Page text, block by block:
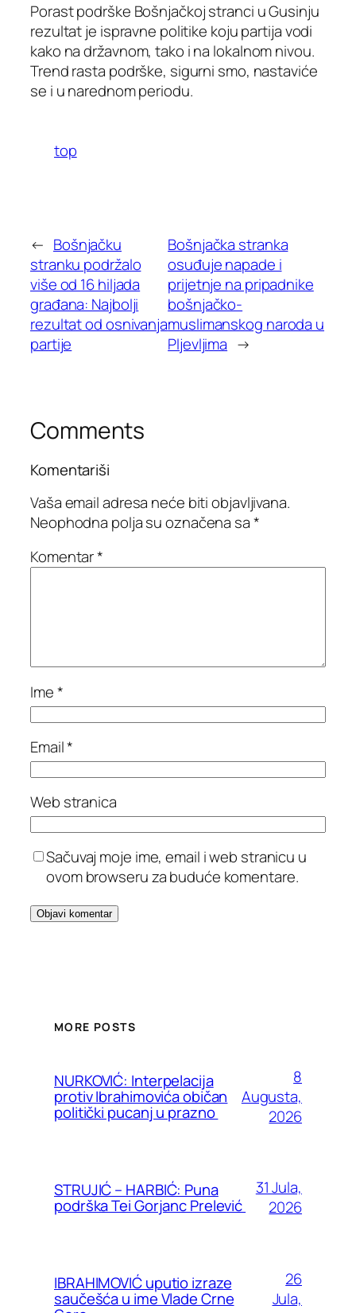
Porast podrške Bošnjačkoj stranci u Gusinju
rezultat je ispravne politike koju partija vodi
kako na državnom, tako i na lokalnom nivou.
Trend rasta podrške, sigurni smo, nastaviće
se i u narednom periodu.
top
← Bošnjačku
stranku podržalo
više od 16 hiljada
građana: Najbolji
rezultat od osnivanja
partije
Bošnjačka stranka
osuđuje napade i
prijetnje na pripadnike
bošnjačko-
muslimanskog naroda u
Pljevljima →
Comments
Komentariši
Vaša email adresa neće biti objavljivana.
Neophodna polja su označena sa*
Komentar*
Ime*
Email*
Web stranica
Sačuvaj moje ime, email i web stranicu u
ovom browseru za buduće komentare.
MORE POSTS
NURKOVIĆ: Interpelacija
protiv Ibrahimovića običan
politički pucanj u prazno
8
Augusta,
2026
STRUJIĆ – HARBIĆ: Puna
podrška Tei Gorjanc Prelević
31 Jula,
2026
IBRAHIMOVIĆ uputio izraze
saučešća u ime Vlade Crne
26
Jula,